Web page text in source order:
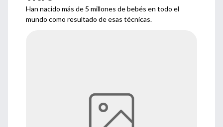
Han nacido más de 5 millones de bebés en todo el
mundo como resultado de esas técnicas.